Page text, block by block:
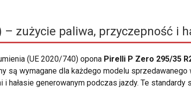
zużycie paliwa, przyczepność i
(UE 2020/740) opona Pirelli P Zero 295/35
są wymagane dla każdego modelu
i hałasie generowanym podczas jazdy. Te